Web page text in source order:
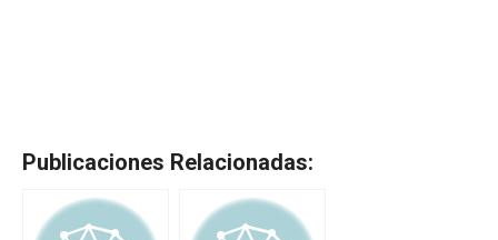
Publicaciones Relacionadas: